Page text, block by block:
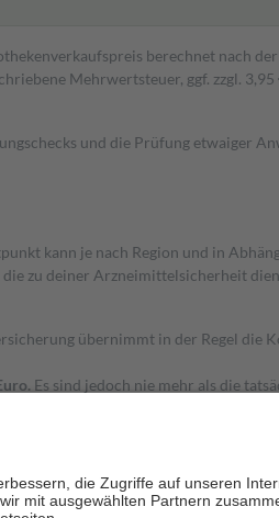
berechnet nach der
Mehrwertsteuer, ggf. zzgl. 3,95
und die Prüfung etwaiger
kann je nach Region und in
zu deiner Arzneimittelsicherheit
übernimmt in der Regel die
Es sind jedoch nie mehr als die
Zuzahlungen an bei: